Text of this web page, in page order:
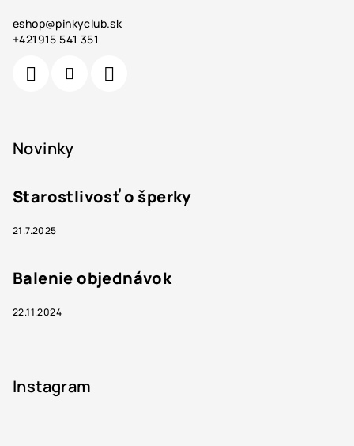
eshop@pinkyclub.sk
+421915 541 351
Novinky
Starostlivosť o šperky
21.7.2025
Balenie objednávok
22.11.2024
Instagram